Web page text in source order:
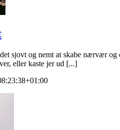
sjovt og nemt at skabe nærvær
eller kaste jer ud [...]